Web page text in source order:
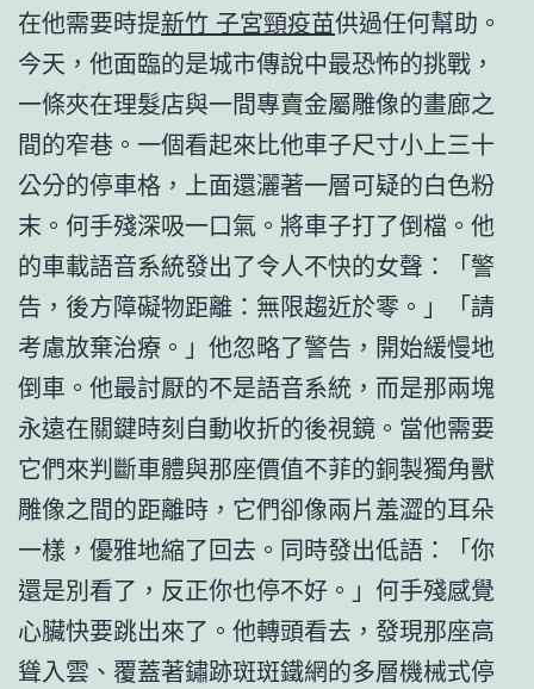
在他需要時提新竹 子宮頸疫苗供過任何幫助。
今天，他面臨的是城市傳說中最恐怖的挑戰，
一條夾在理髮店與一間專賣金屬雕像的畫廊之
間的窄巷。一個看起來比他車子尺寸小上三十
公分的停車格，上面還灑著一層可疑的白色粉
末。何手殘深吸一口氣。將車子打了倒檔。他
的車載語音系統發出了令人不快的女聲：「警
告，後方障礙物距離：無限趨近於零。」「請
考慮放棄治療。」他忽略了警告，開始緩慢地
倒車。他最討厭的不是語音系統，而是那兩塊
永遠在關鍵時刻自動收折的後視鏡。當他需要
它們來判斷車體與那座價值不菲的銅製獨角獸
雕像之間的距離時，它們卻像兩片羞澀的耳朵
一樣，優雅地縮了回去。同時發出低語：「你
還是別看了，反正你也停不好。」何手殘感覺
心臟快要跳出來了。他轉頭看去，發現那座高
聳入雲、覆蓋著鏽跡斑斑鐵網的多層機械式停